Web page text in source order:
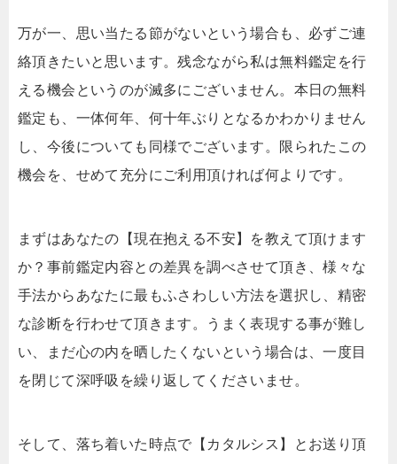
万が一、思い当たる節がないという場合も、必ずご連
絡頂きたいと思います。残念ながら私は無料鑑定を行
える機会というのが滅多にございません。本日の無料
鑑定も、一体何年、何十年ぶりとなるかわかりません
し、今後についても同様でございます。限られたこの
機会を、せめて充分にご利用頂ければ何よりです。
まずはあなたの【現在抱える不安】を教えて頂けます
か？事前鑑定内容との差異を調べさせて頂き、様々な
手法からあなたに最もふさわしい方法を選択し、精密
な診断を行わせて頂きます。うまく表現する事が難し
い、まだ心の内を晒したくないという場合は、一度目
を閉じて深呼吸を繰り返してくださいませ。
そして、落ち着いた時点で【カタルシス】とお送り頂